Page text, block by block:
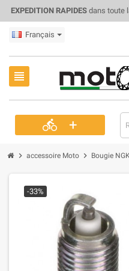
EXPEDITION RAPIDESdans toute
Français
view_headline
directions_bike +
chevron_right accessoire Moto chevron_right Bougie
-33%